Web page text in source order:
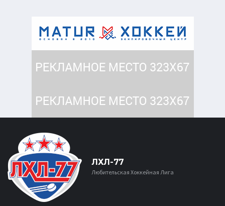
ЛХЛ-77
Любительская Хоккейная Лига